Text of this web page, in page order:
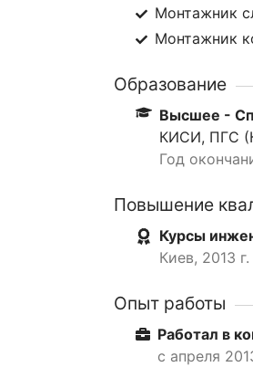
Монтажник
Монтажник
Образование
Высшее -
КИСИ, ПГС
Год
Повышение
Курсы
Киев, 2013 г.
Опыт работы
Работал в
с апреля